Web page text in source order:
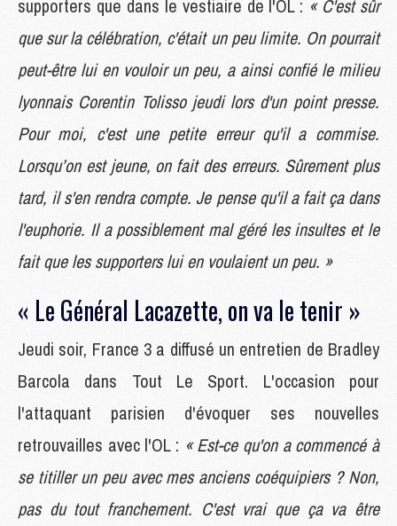
supporters que dans le vestiaire de l'OL : « C'est sûr
que sur la célébration, c'était un peu limite. On pourrait
peut-être lui en vouloir un peu, a ainsi confié le milieu
lyonnais Corentin Tolisso jeudi lors d'un point presse.
Pour moi, c'est une petite erreur qu'il a commise.
Lorsqu’on est jeune, on fait des erreurs. Sûrement plus
tard, il s'en rendra compte. Je pense qu'il a fait ça dans
l'euphorie. Il a possiblement mal géré les insultes et le
fait que les supporters lui en voulaient un peu. »
« Le Général Lacazette, on va le tenir »
Jeudi soir, France 3 a diffusé un entretien de Bradley
Barcola dans Tout Le Sport. L'occasion pour
l'attaquant parisien d'évoquer ses nouvelles
retrouvailles avec l'OL : « Est-ce qu'on a commencé à
se titiller un peu avec mes anciens coéquipiers ? Non,
pas du tout franchement. C'est vrai que ça va être